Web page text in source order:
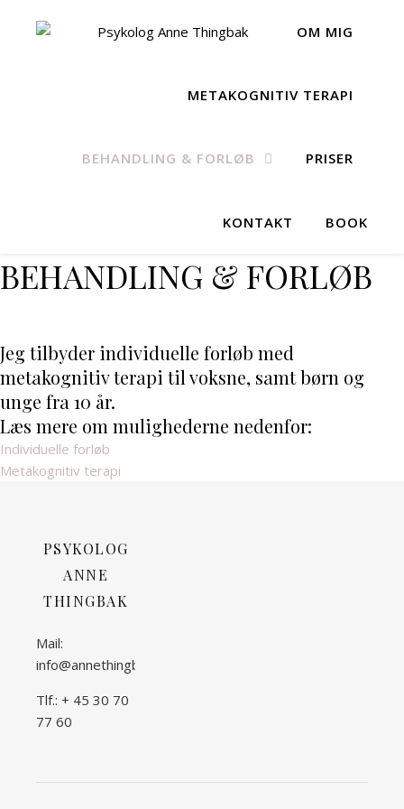
OM MIG
METAKOGNITIV TERAPI
BEHANDLING & FORLØB PRISER
KONTAKT BOOK
BEHANDLING & FORLØB
Jeg tilbyder individuelle forløb med
metakognitiv terapi til voksne, samt børn og
unge fra 10 år.
Læs mere om mulighederne nedenfor:
Individuelle forløb
Metakognitiv terapi
PSYKOLOG
ANNE
THINGBAK
Mail:
info@annethingbak.dk
Tlf.: + 45 30 70
77 60